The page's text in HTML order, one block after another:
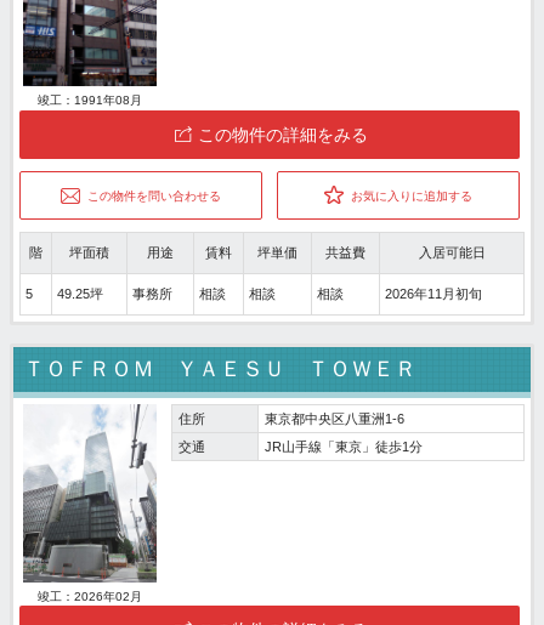
竣工：1991年08月
この物件の詳細をみる
この物件を問い合わせる お気に入りに追加する
階 坪面積 用途 賃料 坪単価 共益費 入居可能日
5 49.25坪 事務所 相談 相談 相談 2026年11月初旬
ＴＯＦＲＯＭ ＹＡＥＳＵ ＴＯＷＥＲ
竣工：2026年02月
住所
東京都中央区八重洲1-6
交通
JR山手線「東京」徒歩1分